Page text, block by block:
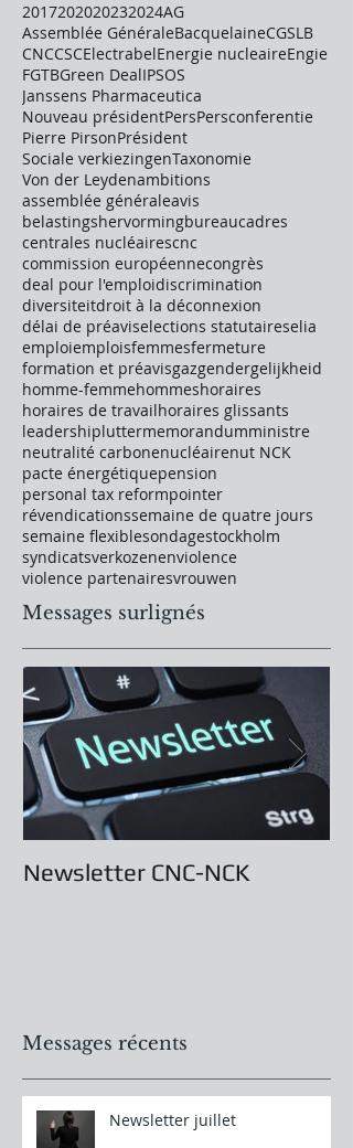
2017202020232024AG
Assemblée GénéraleBacquelaineCGSLB
CNCCSCElectrabelEnergie nucleaireEngie
FGTBGreen DealIPSOS
Janssens Pharmaceutica
Nouveau présidentPersPersconferentie
Pierre PirsonPrésident
Sociale verkiezingenTaxonomie
Von der Leydenambitions
assemblée généraleavis
belastingshervormingbureaucadres
centrales nucléairescnc
commission européennecongrès
deal pour l'emploidiscrimination
diversiteitdroit à la déconnexion
délai de préaviselections statutaireselia
emploiemploisfemmesfermeture
formation et préavisgazgendergelijkheid
homme-femmehommeshoraires
horaires de travailhoraires glissants
leadershipluttermemorandumministre
neutralité carbonenucléairenut NCK
pacte énergétiquepension
personal tax reformpointer
révendicationssemaine de quatre jours
semaine flexiblesondagestockholm
syndicatsverkozenenviolence
violence partenairesvrouwen
Messages surlignés
Newsletter CNC-NCK
Messages récents
Newsletter juillet